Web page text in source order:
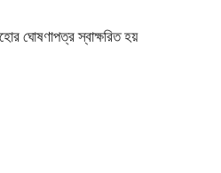
ঘোষণাপত্র স্বাক্ষরিত হয়